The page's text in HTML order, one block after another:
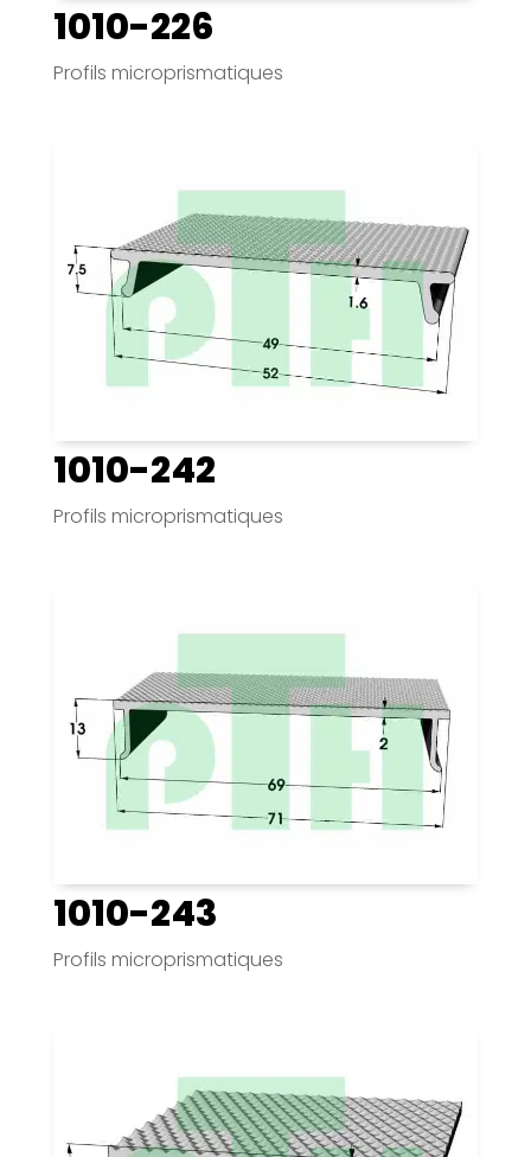
1010-226
Profils microprismatiques
1010-242
Profils microprismatiques
1010-243
Profils microprismatiques